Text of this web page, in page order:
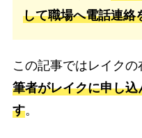
して職場へ電話連絡
この記事ではレイクの
筆者がレイクに申し
す。